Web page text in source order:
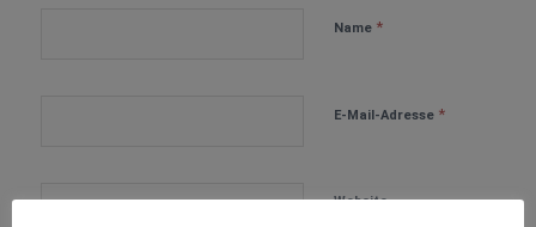
Name *
E-Mail-Adresse *
Website